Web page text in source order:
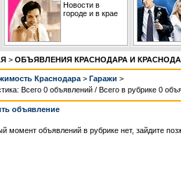
Новости в
городе и в крае
> ОБЪЯВЛЕНИЯ КРАСНОДАРА И
Краснодара > Гаражи >
Всего 0 объявлений / Всего в рубрике 0
объявление
момент объявлений в рубрике нет, зайдите